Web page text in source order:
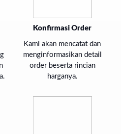
Konfirmasi Order
Kami akan mencatat dan
menginformasikan detail
order beserta rincian
harganya.